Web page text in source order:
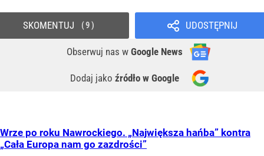
UDOSTĘPNIJ
Obserwuj nas w Google News
Dodaj jako źródło w Google
SKOMENTUJ 9
Wrze po roku Nawrockiego. „Największa hańba” kontra
„Cała Europa nam go zazdrości”